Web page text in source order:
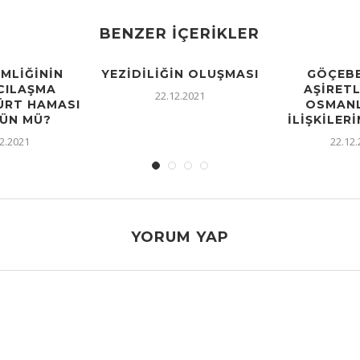
BENZER İÇERIKLER
HAMASI
MÜ?
YEZIDILIĞIN OLUŞMASI
22.12.2021
YORUM YAP